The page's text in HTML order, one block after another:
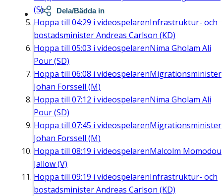
(S)
Hoppa till 04:29 i videospelarenInfrastruktur- och
bostadsminister Andreas Carlson (KD)
Hoppa till 05:03 i videospelarenNima Gholam Ali
Pour (SD)
Hoppa till 06:08 i videospelarenMigrationsminister
Johan Forssell (M)
Hoppa till 07:12 i videospelarenNima Gholam Ali
Pour (SD)
Hoppa till 07:45 i videospelarenMigrationsminister
Johan Forssell (M)
Hoppa till 08:19 i videospelarenMalcolm Momodou
Jallow (V)
Hoppa till 09:19 i videospelarenInfrastruktur- och
bostadsminister Andreas Carlson (KD)
Dela/Bädda in